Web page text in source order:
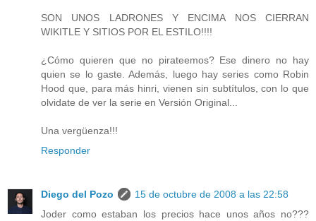
SON UNOS LADRONES Y ENCIMA NOS CIERRAN
WIKITLE Y SITIOS POR EL ESTILO!!!!
¿Cómo quieren que no pirateemos? Ese dinero no hay
quien se lo gaste. Además, luego hay series como Robin
Hood que, para más hinri, vienen sin subtítulos, con lo que
olvidate de ver la serie en Versión Original...
Una vergüenza!!!
Responder
Diego del Pozo
15 de octubre de 2008 a las 22:58
Joder como estaban los precios hace unos años no???